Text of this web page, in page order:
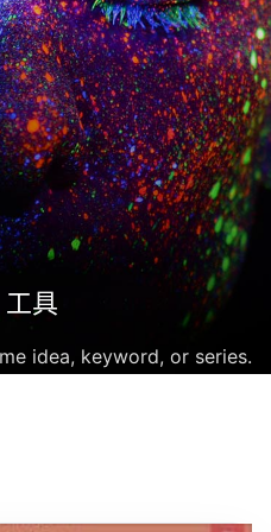
工具
idea, keyword, or series.